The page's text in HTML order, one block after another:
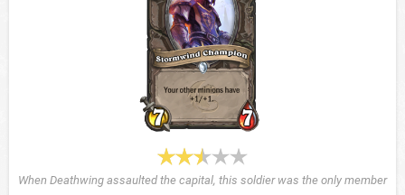
When Deathwing assaulted the capital, this soldier was the only member